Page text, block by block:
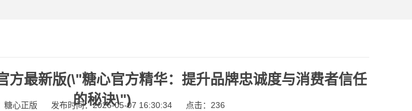
方最新版(\"糖心官方精华：提升品牌忠诚度与消费者信任
的秘诀\")
糖心正版 发布时间：2026-05-07 16:30:34 点击： 236